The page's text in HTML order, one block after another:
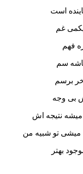
اش
شبیه من